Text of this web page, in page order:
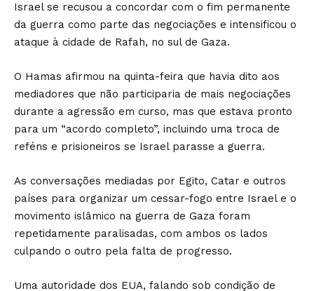
Israel se recusou a concordar com o fim permanente
da guerra como parte das negociações e intensificou o
ataque à cidade de Rafah, no sul de Gaza.
O Hamas afirmou na quinta-feira que havia dito aos
mediadores que não participaria de mais negociações
durante a agressão em curso, mas que estava pronto
para um “acordo completo”, incluindo uma troca de
reféns e prisioneiros se Israel parasse a guerra.
As conversações mediadas por Egito, Catar e outros
países para organizar um cessar-fogo entre Israel e o
movimento islâmico na guerra de Gaza foram
repetidamente paralisadas, com ambos os lados
culpando o outro pela falta de progresso.
Uma autoridade dos EUA, falando sob condição de